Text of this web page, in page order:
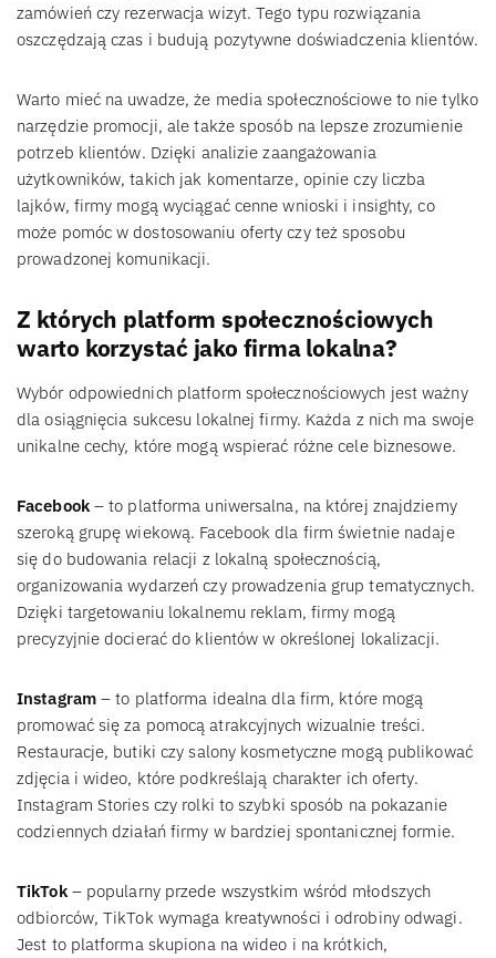
zamówień czy rezerwacja wizyt. Tego typu rozwiązania
oszczędzają czas i budują pozytywne doświadczenia klientów.
Warto mieć na uwadze, że media społecznościowe to nie tylko
narzędzie promocji, ale także sposób na lepsze zrozumienie
potrzeb klientów. Dzięki analizie zaangażowania
użytkowników, takich jak komentarze, opinie czy liczba
lajków, firmy mogą wyciągać cenne wnioski i insighty, co
może pomóc w dostosowaniu oferty czy też sposobu
prowadzonej komunikacji.
Z których platform społecznościowych
warto korzystać jako firma lokalna?
Wybór odpowiednich platform społecznościowych jest ważny
dla osiągnięcia sukcesu lokalnej firmy. Każda z nich ma swoje
unikalne cechy, które mogą wspierać różne cele biznesowe.
Facebook– to platforma uniwersalna, na której znajdziemy
szeroką grupę wiekową. Facebook dla firm świetnie nadaje
się do budowania relacji z lokalną społecznością,
organizowania wydarzeń czy prowadzenia grup tematycznych.
Dzięki targetowaniu lokalnemu reklam, firmy mogą
precyzyjnie docierać do klientów w określonej lokalizacji.
Instagram– to platforma idealna dla firm, które mogą
promować się za pomocą atrakcyjnych wizualnie treści.
Restauracje, butiki czy salony kosmetyczne mogą publikować
zdjęcia i wideo, które podkreślają charakter ich oferty.
Instagram Stories czy rolki to szybki sposób na pokazanie
codziennych działań firmy w bardziej spontanicznej formie.
TikTok– popularny przede wszystkim wśród młodszych
odbiorców, TikTok wymaga kreatywności i odrobiny odwagi.
Jest to platforma skupiona na wideo i na krótkich,